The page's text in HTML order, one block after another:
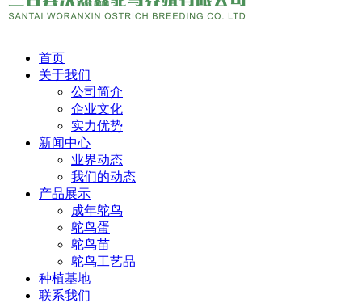
首页
关于我们
公司简介
企业文化
实力优势
新闻中心
业界动态
我们的动态
产品展示
成年鸵鸟
鸵鸟蛋
鸵鸟苗
鸵鸟工艺品
种植基地
联系我们